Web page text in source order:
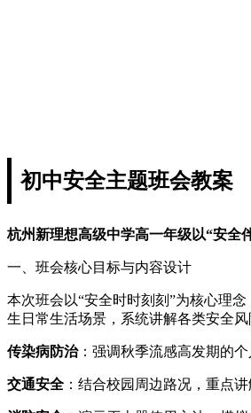
初中安全主题班会教案
杭州新理想高级中学高一年级以“安全
一、班会核心目标与内容设计
本次班会以“安全时时刻刻”为核心理念
生日常生活场景，系统讲解各类安全
传染病防治：强调秋季流感高发期的
交通安全 ：结合校园周边路况，重点